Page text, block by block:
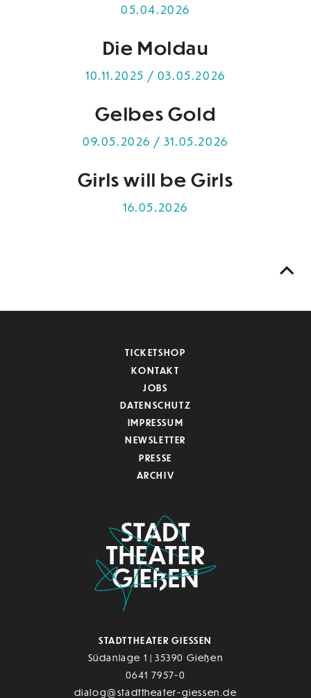
05.04.2026
Die Moldau
10.11.2025 / 03.05.2026
Gelbes Gold
09.05.2026 / 31.05.2026
Girls will be Girls
16.05.2026
TICKETSHOP
KONTAKT
JOBS
DATENSCHUTZ
IMPRESSUM
NEWSLETTER
PRESSE
ARCHIV
STADTTHEATER GIESSEN
Südanlage 1 | 35390 Gießen
0641 7957-0
dialog@stadttheater-giessen.de